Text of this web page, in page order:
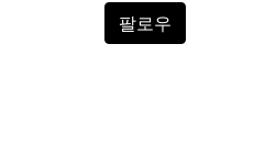
팔로우